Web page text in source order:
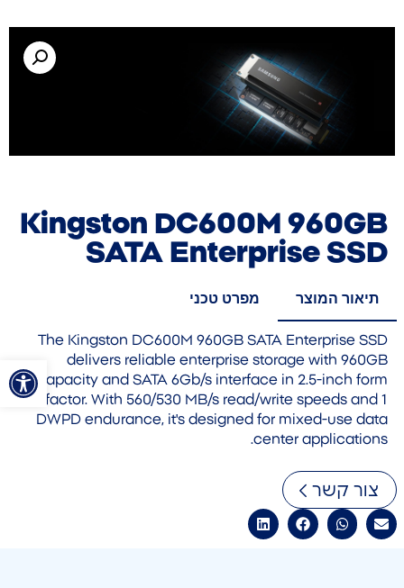
פתח
Kingston DC600M 960GB
SATA Enterprise SSD
תיאור המוצר מפרט טכני
The Kingston DC600M 960GB SATA Enterprise SSD
delivers reliable enterprise storage with 960GB
capacity and SATA 6Gb/s interface in 2.5-inch form
factor. With 560/530 MB/s read/write speeds and 1
DWPD endurance, it's designed for mixed-use data
center applications.
צור קשר